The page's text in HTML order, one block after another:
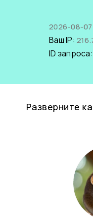
2026-08-07
Ваш IP:
ID запроса:
Разверните